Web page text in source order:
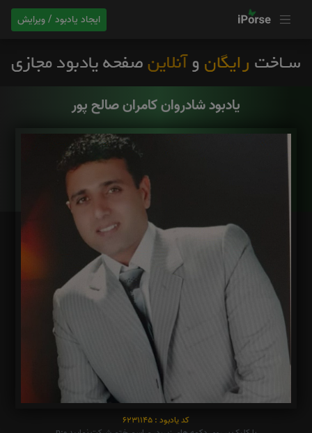
ایجاد یادبود / ویرایش
یادبود شادروان کامران صالح پور
کد یادبود : 6231145